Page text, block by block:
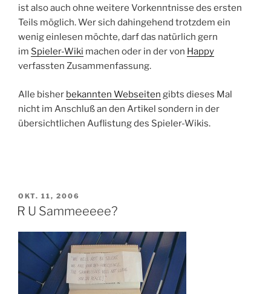
ist also auch ohne weitere Vorkenntnisse des ersten
Teils möglich. Wer sich dahingehend trotzdem ein
wenig einlesen möchte, darf das natürlich gern
im Spieler-Wiki machen oder in der von Happy
verfassten Zusammenfassung.
Alle bisher bekannten Webseiten gibts dieses Mal
nicht im Anschluß an den Artikel sondern in der
übersichtlichen Auflistung des Spieler-Wikis.
VERÖFFENTLICHT
AM
OKT. 11, 2006
R U Sammeeeee?